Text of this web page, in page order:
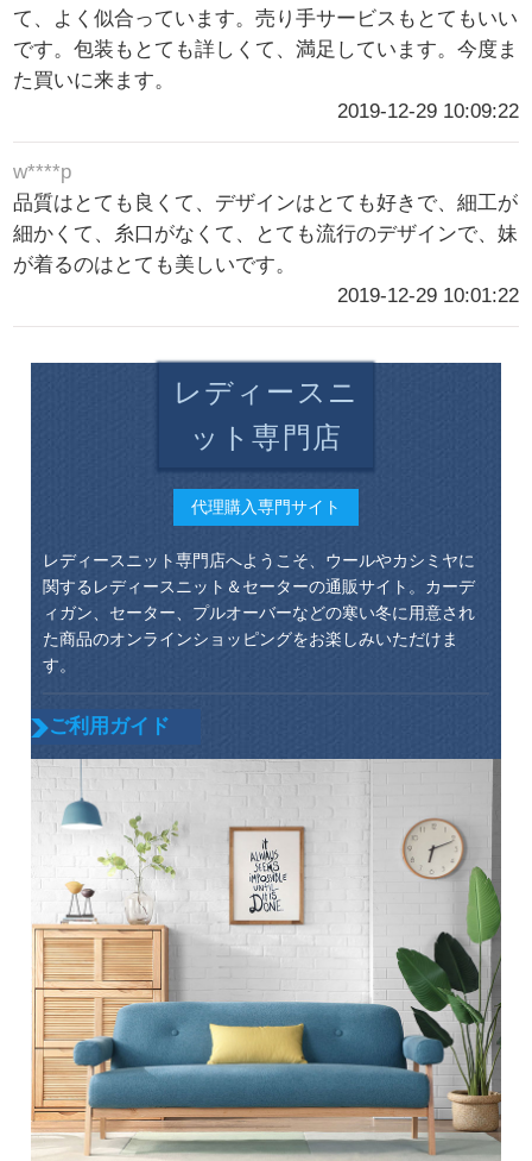
て、よく似合っています。売り手サービスもとてもいい
です。包装もとても詳しくて、満足しています。今度ま
た買いに来ます。
2019-12-29 10:09:22
w****p
品質はとても良くて、デザインはとても好きで、細工が
細かくて、糸口がなくて、とても流行のデザインで、妹
が着るのはとても美しいです。
2019-12-29 10:01:22
レディースニ
ット専門店
代理購入専門サイト
レディースニット専門店へようこそ、ウールやカシミヤに
関するレディースニット＆セーターの通販サイト。カーデ
ィガン、セーター、プルオーバーなどの寒い冬に用意され
た商品のオンラインショッピングをお楽しみいただけま
す。
ご利用ガイド